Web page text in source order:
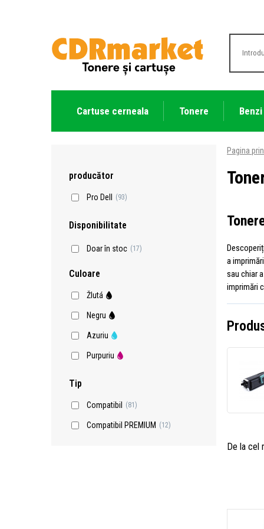
Cartuse cerneala Tonere
producător
Pro Dell (93)
Disponibilitate
Doar în stoc (17)
Culoare
Žlutá
Negru
Azuriu
Purpuriu
Tip
Compatibil (81)
Compatibil PREMIUM (12)
Pagina
a
sau chiar
imprimări
De la cel